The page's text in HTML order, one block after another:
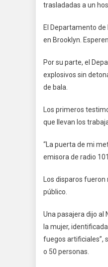
trasladadas a un
El Departamento de
en Brooklyn.
Por su parte, el
explosivos sin
de bala.
Los primeros
que llevan los
“La puerta de mi
emisora de radio
Los disparos
público.
Una pasajera dijo al
la mujer,
fuegos artificiales”,
o 50 personas.